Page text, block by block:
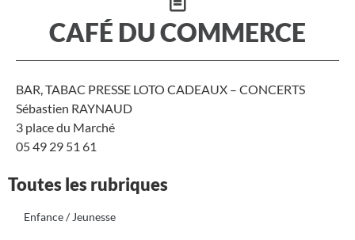
Toutes les rubriques
Enfance / Jeunesse
CAFÉ DU COMMERCE
BAR, TABAC PRESSE LOTO CADEAUX – CONCERTS
Sébastien RAYNAUD
3 place du Marché
05 49 29 51 61